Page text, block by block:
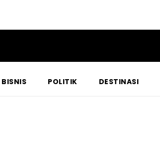
BISNIS POLITIK DESTINASI